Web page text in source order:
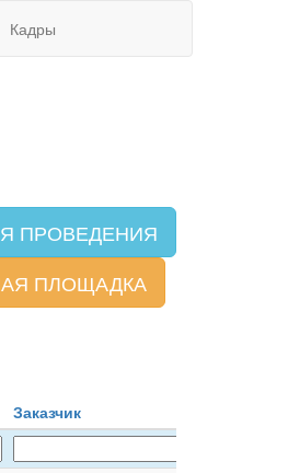
Кадры
ПРОВЕДЕНИЯ
ПЛОЩАДКА
Заказчик